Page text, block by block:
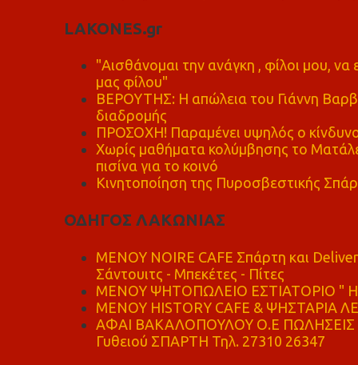
LAKONES.gr
"Αισθάνομαι την ανάγκη , φίλοι μου,
μας φίλου"
ΒΕΡΟΥΤΗΣ: Η απώλεια του Γιάννη
διαδρομής
ΠΡΟΣΟΧΗ! Παραμένει υψηλός ο
Χωρίς μαθήματα κολύμβησης το
πισίνα για το κοινό
Κινητοποίηση της Πυροσβεστικής
ΟΔΗΓΟΣ ΛΑΚΩΝΙΑΣ
MENOY NOIRE CAFE Σπάρτη και
Σάντουιτς - Μπεκέτες - Πίτες
ΜΕΝΟΥ ΨΗΤΟΠΩΛΕΙΟ ΕΣΤΙΑΤΟΡΙΟ "
ΜΕΝΟΥ HISTORY CAFE & ΨΗΣΤΑΡΙΑ
ΑΦΑΙ ΒΑΚΑΛΟΠΟΥΛΟΥ Ο.Ε ΠΩΛΗΣΕΙΣ
Γυθειού ΣΠΑΡΤΗ Τηλ. 27310 26347